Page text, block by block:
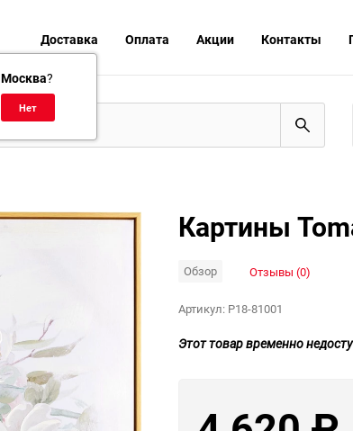
Москва?
Доставка Оплата Акции Контакты
Картины
Обзор Отзывы (0)
Артикул: P18-81001
Этот товар временно